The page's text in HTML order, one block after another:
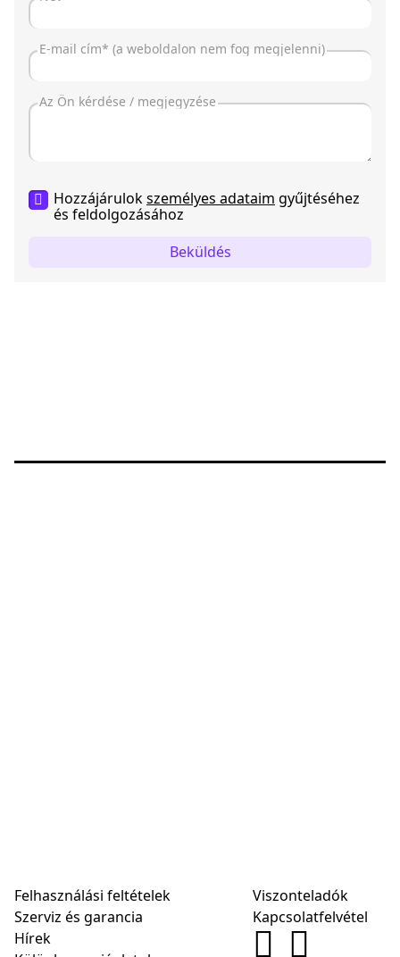
Hozzájárulokszemélyes adataim gyűjtéséhez
és feldolgozásához
Beküldés
Felhasználási feltételek
Szerviz és garancia
Hírek
Viszonteladók
Kapcsolatfelvétel